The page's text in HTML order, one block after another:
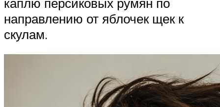
направлению от яблочек щек к
скулам.